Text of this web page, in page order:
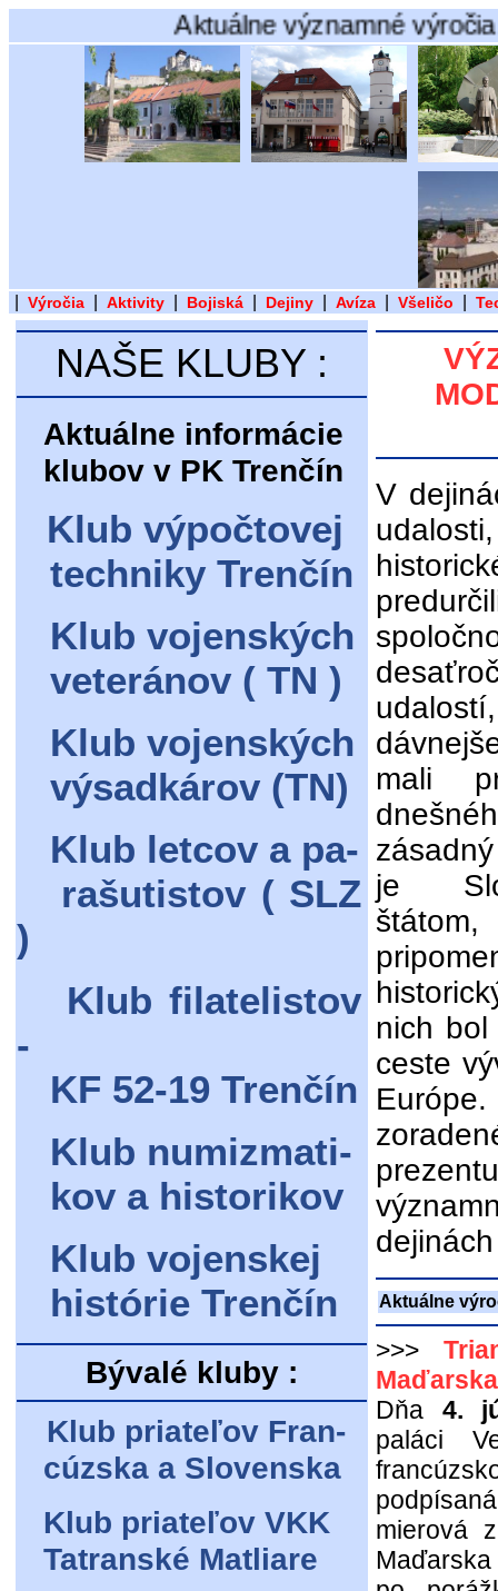
Aktuálne významné výročia v
Výročia Aktivity Bojiská Dejiny Avíza Všeličo
NAŠE KLUBY :
Aktuálne informácie
klubov v PK Trenčín
Klub výpočtovej
techniky Trenčín
Klub vojenských
veteránov ( TN )
Klub vojenských
výsadkárov (TN)
Klub letcov a pa-
rašutistov ( SLZ
)
Klub filatelistov
-
KF 52-19 Trenčín
Klub numizmati-
kov a historikov
Klub vojenskej
histórie Trenčín
Bývalé kluby :
Klub priateľov Fran-
cúzska a Slovenska
Klub priateľov VKK
Tatranské Matliare
V
mali
je
nich
ceste
Aktuálne
>>>
Dňa 4.
paláci
mierová